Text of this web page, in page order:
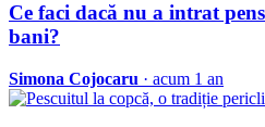
Ce faci dacă nu a intrat
bani?
Simona Cojocaru · acum 1 an